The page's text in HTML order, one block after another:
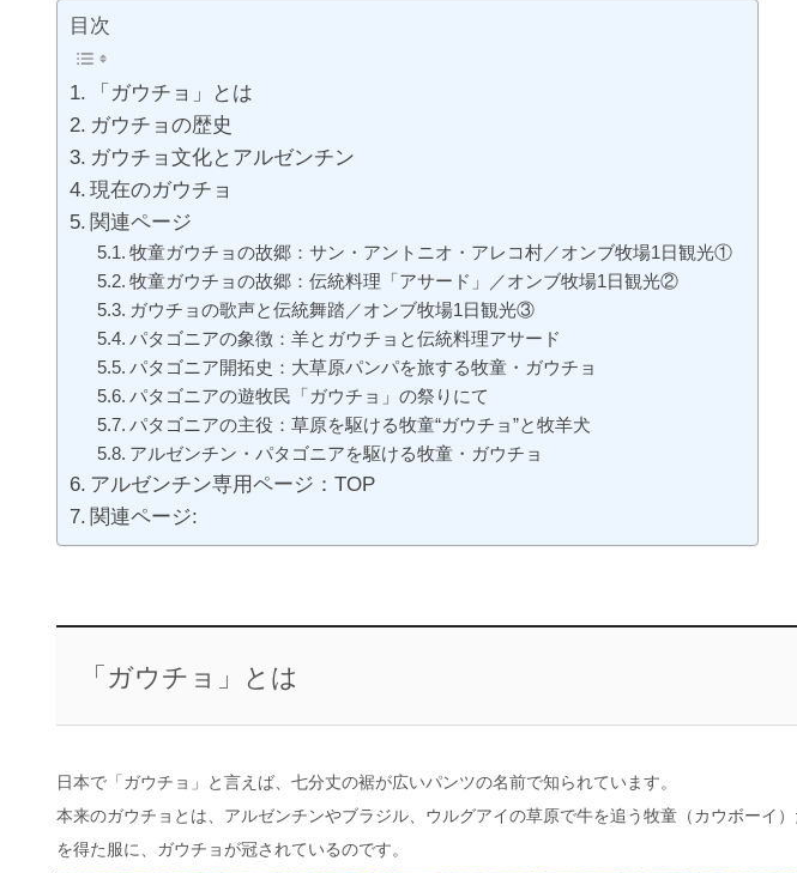
目次
「ガウチョ」とは
ガウチョの歴史
ガウチョ文化とアルゼンチン
現在のガウチョ
関連ページ
牧童ガウチョの故郷：サン・アントニオ・アレコ村／オンブ牧場1日観光①
牧童ガウチョの故郷：伝統料理「アサード」／オンブ牧場1日観光②
ガウチョの歌声と伝統舞踏／オンブ牧場1日観光③
パタゴニアの象徴：羊とガウチョと伝統料理アサード
パタゴニア開拓史：大草原パンパを旅する牧童・ガウチョ
パタゴニアの遊牧民「ガウチョ」の祭りにて
パタゴニアの主役：草原を駆ける牧童“ガウチョ”と牧羊犬
アルゼンチン・パタゴニアを駆ける牧童・ガウチョ
アルゼンチン専用ページ：TOP
関連ページ:
「ガウチョ」とは
日本で「ガウチョ」と言えば、七分丈の裾が広いパンツの名前で知られています。
本来のガウチョとは、アルゼンチンやブラジル、ウルグアイの草原で牛を追う牧童（カウボーイ
を得た服に、ガウチョが冠されているのです。